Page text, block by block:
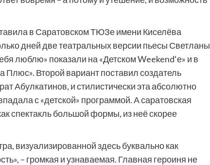
в Саратовском ТЮЗе имени Киселёва
дней две театральных версии пьесы Светланы
люблю» показали на «Детском Weekend‘е» и в
Второй вариант поставил создатель
Абулкатинов, и стилистически эта абсолютно
с «детской» программой. А саратовская
спектакль большой формы, из неё скорее
визуализированной здесь буквально как
– громкая и узнаваемая. Главная героиня не